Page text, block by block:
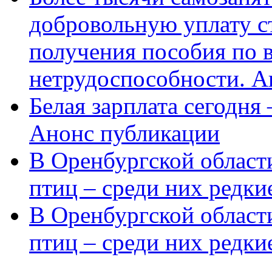
добровольную уплату
получения пособия по
нетрудоспособности.
Белая зарплата
Анонс публикации
В Оренбургской
птиц – среди них
В Оренбургской
птиц – среди них